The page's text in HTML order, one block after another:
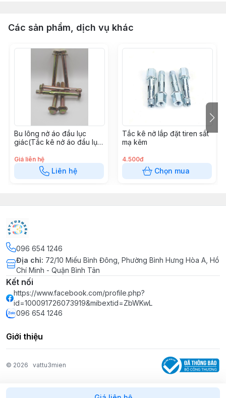
Các sản phẩm, dịch vụ khác
Bu lông nở áo đầu lục
giác(Tắc kê nở áo đầu lục
Giá liên hệ
Liên hệ
Tắc kê nở lắp đặt tiren sắt
mạ kẽm
4.500đ
Chọn mua
096 654 1246
Địa chỉ: 72/10 Miếu Bình Đông, Phường Bình Hưng Hòa A, Hồ
Chí Minh - Quận Bình Tân
Kết nối
https://www.facebook.com/profile.php?
id=100091726073919&mibextid=ZbWKwL
096 654 1246
Giới thiệu
© 2026 vattu3mien